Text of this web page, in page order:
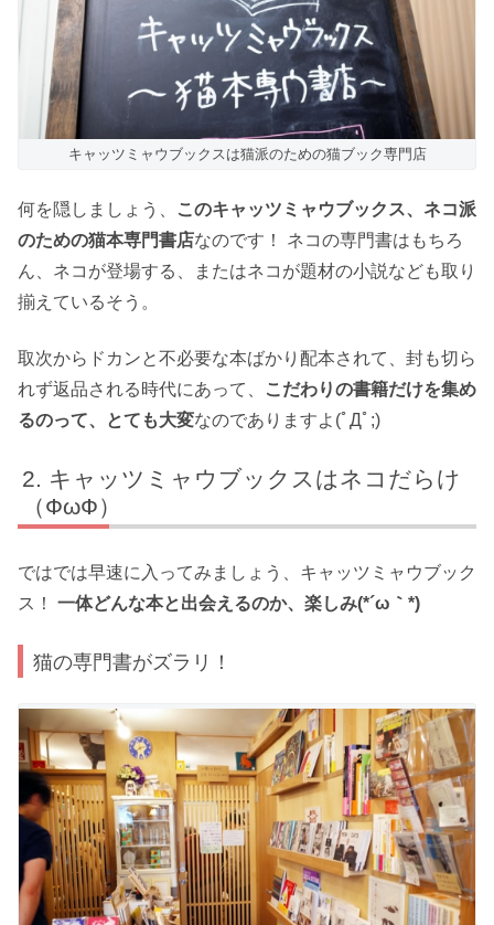
キャッツミャウブックスは猫派のための猫ブック専門店
何を隠しましょう、
このキャッツミャウブックス、ネコ派
のための猫本専門書店なのです！ ネコの専門書はもちろ
ん、ネコが登場する、またはネコが題材の小説なども取り
揃えているそう。
取次からドカンと不必要な本ばかり配本されて、封も切ら
れず返品される時代にあって、
こだわりの書籍だけを集め
るのって、とても大変なのでありますよ(ﾟДﾟ;)
キャッツミャウブックスはネコだらけ
（ФωФ）
ではでは早速に入ってみましょう、キャッツミャウブック
ス！ 一体どんな本と出会えるのか、楽しみ(*´ω｀*)
猫の専門書がズラリ！